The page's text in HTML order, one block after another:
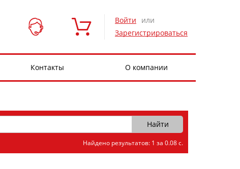
Войти
или
Зарегистрироваться
Контакты О компании
Найдено результатов: 1 за 0.08 с.